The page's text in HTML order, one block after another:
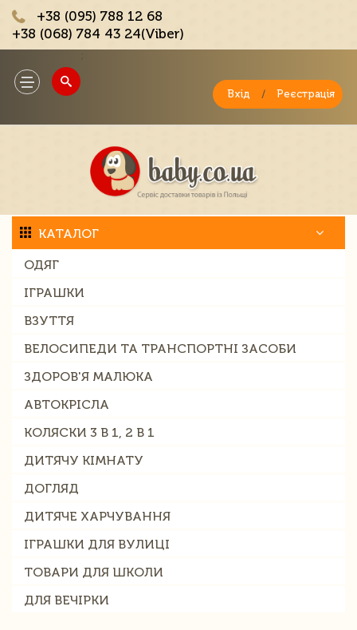
+38 (095) 788 12 68
+38 (068) 784 43 24(Viber)
Toggle
navigation
Вхід / Реєстрація
КАТАЛОГ
ОДЯГ
ІГРАШКИ
ВЗУТТЯ
ВЕЛОСИПЕДИ ТА ТРАНСПОРТНІ ЗАСОБИ
ЗДОРОВ'Я МАЛЮКА
АВТОКРІСЛА
КОЛЯСКИ 3 В 1, 2 В 1
ДИТЯЧУ КІМНАТУ
ДОГЛЯД
ДИТЯЧЕ ХАРЧУВАННЯ
ІГРАШКИ ДЛЯ ВУЛИЦІ
ТОВАРИ ДЛЯ ШКОЛИ
ДЛЯ ВЕЧІРКИ